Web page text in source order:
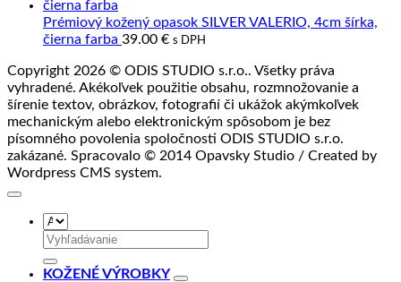
55.00 €.44.00 €.
Prémiový kožený opasok SILVER VALERIO, 4cm šírka,
čierna farba 39.00 € s DPH
Copyright 2026 © ODIS STUDIO s.r.o.. Všetky práva
vyhradené. Akékoľvek použitie obsahu, rozmnožovanie a
šírenie textov, obrázkov, fotografií či ukážok akýmkoľvek
mechanickým alebo elektronickým spôsobom je bez
písomného povolenia spoločnosti ODIS STUDIO s.r.o.
zakázané. Spracovalo © 2014 Opavsky Studio / Created by
Wordpress CMS system.
Hľadať:
KOŽENÉ VÝROBKY